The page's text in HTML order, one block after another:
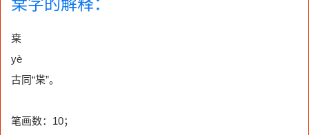
枽字的解释：
枽
yè
古同“枼”。
笔画数：10；